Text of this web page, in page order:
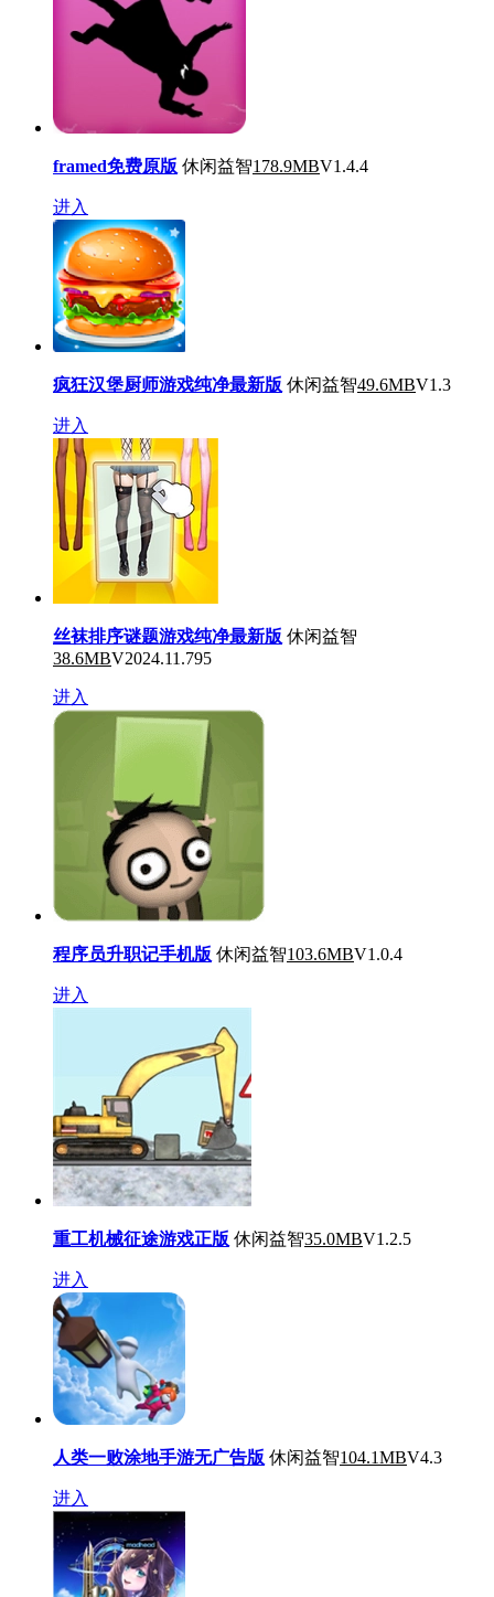
framed免费原版 休闲益智178.9MBV1.4.4
进入
疯狂汉堡厨师游戏纯净最新版 休闲益智49.6MBV1.3
进入
丝袜排序谜题游戏纯净最新版 休闲益智
38.6MBV2024.11.795
进入
程序员升职记手机版 休闲益智103.6MBV1.0.4
进入
重工机械征途游戏正版 休闲益智35.0MBV1.2.5
进入
人类一败涂地手游无广告版 休闲益智104.1MBV4.3
进入